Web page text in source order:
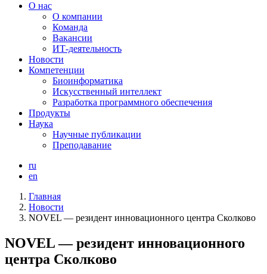
Основная
навигация
О нас
О компании
Команда
Вакансии
ИТ-деятельность
Новости
Компетенции
Биоинформатика
Искусственный интеллект
Разработка программного обеспечения
Продукты
Наука
Научные публикации
Преподавание
ru
en
Строка
Главная
Новости
NOVEL — резидент инновационного центра Сколково
NOVEL — резидент инновационного
центра Сколково